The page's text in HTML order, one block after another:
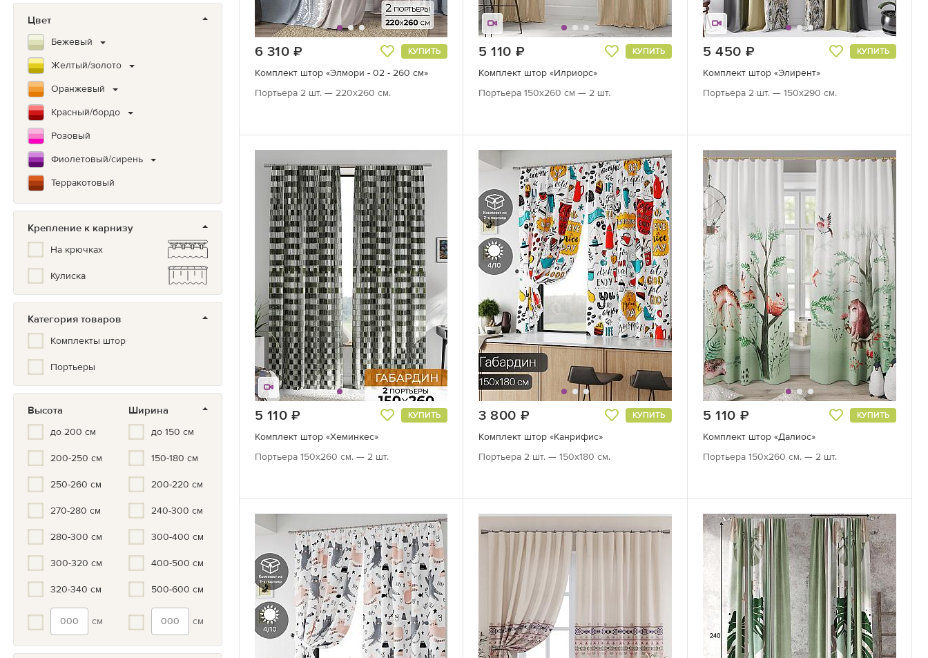
Цвет
Бежевый
Желтый/золото
Оранжевый
Красный/бордо
Розовый
Фиолетовый/сирень
Терракотовый
Коричневый
Зеленый
Бирюзовый
Синий/Голубой
Белый
Серый/черный
Мультиколор
Черно-белый
Серый
Золотой
Бронза
Крепление к карнизу
На крючках
Кулиска
Категория товаров
Комплекты штор
Портьеры
Высота Ширина
до 200 см
200-250 см
250-260 см
270-280 см
280-300 см
300-320 см
320-340 см
см
до 150 см
150-180 см
200-220 см
240-300 см
300-400 см
400-500 см
500-600 см
см
6 310 КУПИТЬ
Комплект штор «Элмори - 02 - 260 см»
Портьера 2 шт. — 220х260 см.
5 110 КУПИТЬ
Комплект штор «Илриорс»
Портьера 150х260 см — 2 шт.
5 450 КУПИТЬ
Комплект штор «Элирент»
Портьера 2 шт. — 150х290 см.
5 110 КУПИТЬ
Комплект штор «Хеминкес»
Портьера 150х260 см. — 2 шт.
3 800 КУПИТЬ
Комплект штор «Канрифис»
Портьера 2 шт. — 150х180 см.
5 110 КУПИТЬ
Комплект штор «Далиос»
Портьера 150х260 см. — 2 шт.